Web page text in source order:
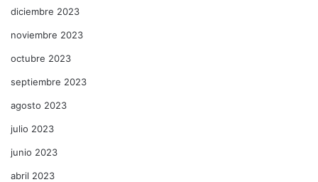
diciembre 2023
noviembre 2023
octubre 2023
septiembre 2023
agosto 2023
julio 2023
junio 2023
abril 2023